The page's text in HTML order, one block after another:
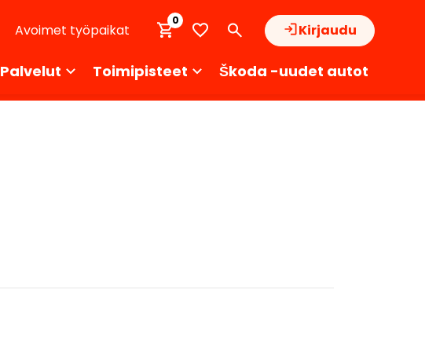
Avoimet työpaikat Kirjaudu
0
Palvelut Toimipisteet Škoda -uudet autot